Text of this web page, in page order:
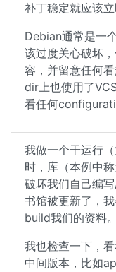
补丁稳定就应该立
Debian通常是一
该过度关心破坏
容，并留意任何
dir上也使用了
看任何
我做一个干运行
时，库（本例中
破坏我们自己编
书馆被更新了，
build我们的资料。
我也检查一下，
中间版本，比如